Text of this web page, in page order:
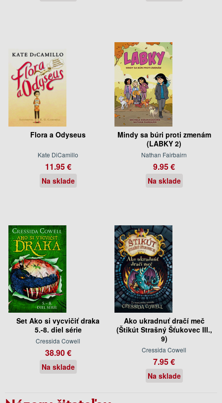
Flora a Odyseus
Kate DiCamillo
11.95 €
Na sklade
Mindy sa búri proti zmenám
(LABKY 2)
Nathan Fairbairn
9.95 €
Na sklade
Set Ako si vycvičiť draka
5.-8. diel série
Cressida Cowell
38.90 €
Na sklade
Ako ukradnuť dračí meč
(Štikút Strašný Šťukovec III.,
9)
Cressida Cowell
7.95 €
Na sklade